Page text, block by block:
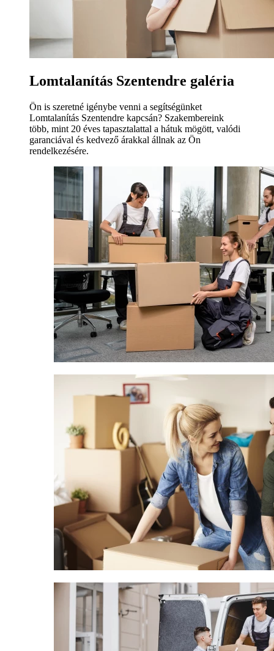
Lomtalanítás Szentendre galéria
Ön is szeretné igénybe venni a segítségünket
Lomtalanítás Szentendre kapcsán? Szakembereink
több, mint 20 éves tapasztalattal a hátuk mögött, valódi
garanciával és kedvező árakkal állnak az Ön
rendelkezésére.